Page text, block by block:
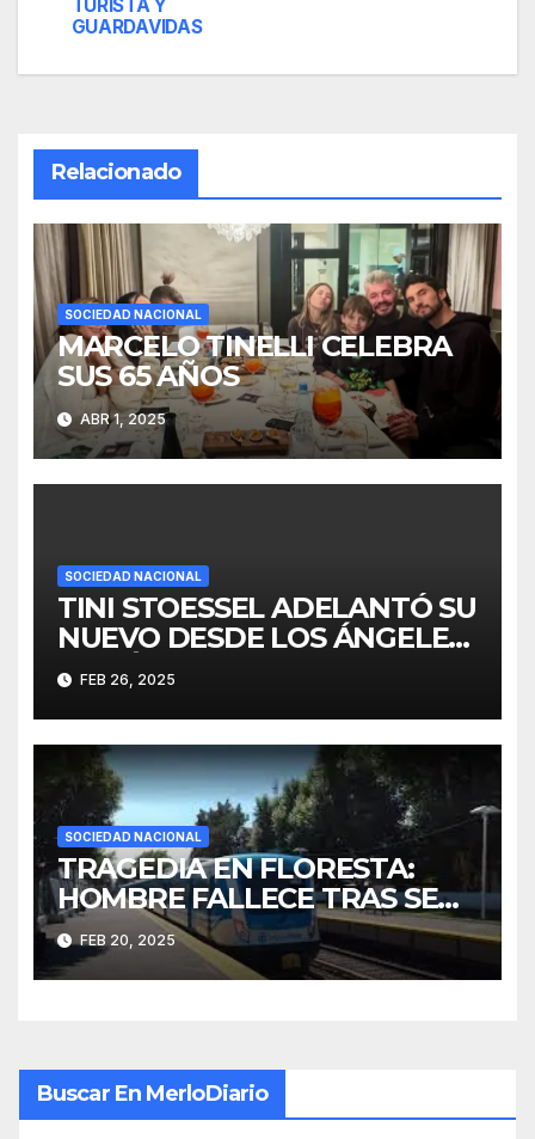
entradas
TURISTA Y
GUARDAVIDAS
Relacionado
SOCIEDAD NACIONAL
MARCELO TINELLI CELEBRA
SUS 65 AÑOS
ABR 1, 2025
SOCIEDAD NACIONAL
TINI STOESSEL ADELANTÓ SU
NUEVO DESDE LOS ÁNGELES:
“ESTÁ CASI LISTO”
FEB 26, 2025
SOCIEDAD NACIONAL
TRAGEDIA EN FLORESTA:
HOMBRE FALLECE TRAS SER
ATROPELLADO POR UN
TREN
FEB 20, 2025
Buscar En MerloDiario